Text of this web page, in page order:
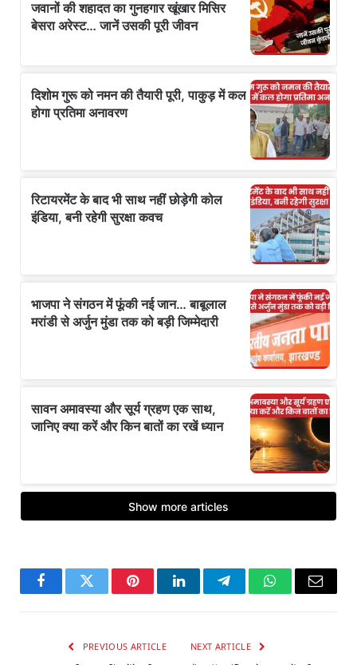
FacebookTwitter PinterestLinkedInTelegramWhatsApp
Email
PREVIOUS ARTICLE NEXT ARTICLE